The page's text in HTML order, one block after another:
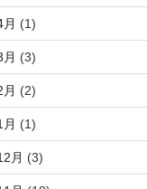
(1)
(3)
(2)
(1)
月 (3)